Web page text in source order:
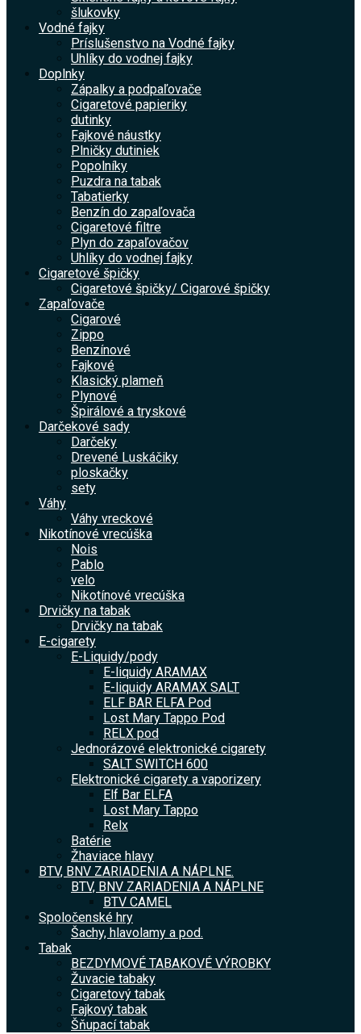
šlukovky
Vodné fajky
Príslušenstvo na Vodné fajky
Uhlíky do vodnej fajky
Doplnky
Zápalky a podpaľovače
Cigaretové papieriky
dutinky
Fajkové náustky
Plničky dutiniek
Popolníky
Puzdra na tabak
Tabatierky
Benzín do zapaľovača
Cigaretové filtre
Plyn do zapaľovačov
Uhlíky do vodnej fajky
Cigaretové špičky
Cigaretové špičky/ Cigarové špičky
Zapaľovače
Cigarové
Zippo
Benzínové
Fajkové
Klasický plameň
Plynové
Špirálové a tryskové
Darčekové sady
Darčeky
Drevené Luskáčiky
ploskačky
sety
Váhy
Váhy vreckové
Nikotínové vrecúška
Nois
Pablo
velo
Nikotínové vrecúška
Drvičky na tabak
Drvičky na tabak
E-cigarety
E-Liquidy/pody
E-liquidy ARAMAX
E-liquidy ARAMAX SALT
ELF BAR ELFA Pod
Lost Mary Tappo Pod
RELX pod
Jednorázové elektronické cigarety
SALT SWITCH 600
Elektronické cigarety a vaporizery
Elf Bar ELFA
Lost Mary Tappo
Relx
Batérie
Žhaviace hlavy
BTV, BNV ZARIADENIA A NÁPLNE.
BTV, BNV ZARIADENIA A NÁPLNE
BTV CAMEL
Spoločenské hry
Šachy, hlavolamy a pod.
Tabak
BEZDYMOVÉ TABAKOVÉ VÝROBKY
Žuvacie tabaky
Cigaretový tabak
Fajkový tabak
Šňupací tabak